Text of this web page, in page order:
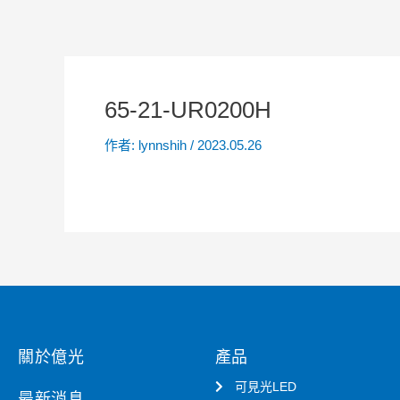
65-21-UR0200H
作者: lynnshih / 2023.05.26
關於億光 產品
可見光LED